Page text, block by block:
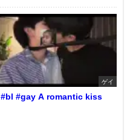
ゲイ
#bl #gay A romantic kiss